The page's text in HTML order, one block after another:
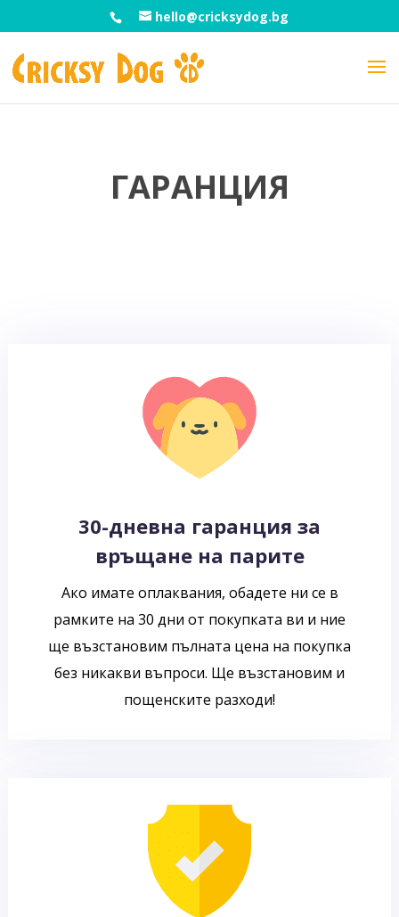
hello@cricksydog.bg
ГАРАНЦИЯ
30-дневна гаранция за
връщане на парите
Ако имате оплаквания, обадете ни се в
рамките на 30 дни от покупката ви и ние
ще възстановим пълната цена на покупка
без никакви въпроси. Ще възстановим и
пощенските разходи!